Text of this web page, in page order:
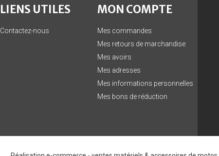
LIENS UTILES
Contactez-nous
MON COMPTE
Mes commandes
Mes retours de marchandise
Mes avoirs
Mes adresses
Mes informations personnelles
Mes bons de réduction